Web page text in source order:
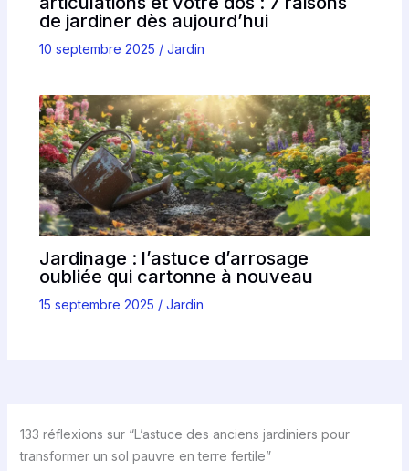
de jardiner dès aujourd’hui
10 septembre 2025 / Jardin
Jardinage : l’astuce d’arrosage
oubliée qui cartonne à nouveau
15 septembre 2025 / Jardin
133 réflexions sur “L’astuce des anciens jardiniers pour
transformer un sol pauvre en terre fertile”